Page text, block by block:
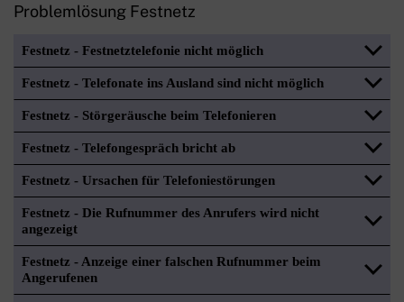
Problemlösung Festnetz
Festnetz - Festnetztelefonie nicht möglich
Festnetz - Telefonate ins Ausland sind nicht möglich
Festnetz - Störgeräusche beim Telefonieren
Festnetz - Telefongespräch bricht ab
Festnetz - Ursachen für Telefoniestörungen
Festnetz - Die Rufnummer des Anrufers wird nicht
angezeigt
Festnetz - Anzeige einer falschen Rufnummer beim
Angerufenen